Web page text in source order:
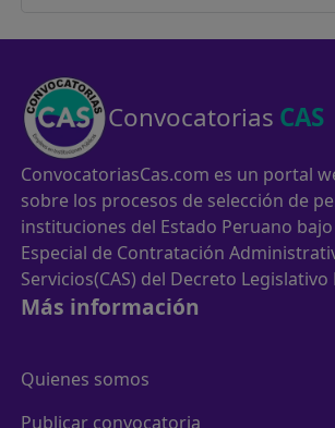
Convocatorias CAS
ConvocatoriasCas.com es un portal
sobre los procesos de selección de
instituciones del Estado Peruano
Especial de Contratación
Servicios(CAS) del Decreto Legislativo
Más información
Quienes somos
Publicar convocatoria